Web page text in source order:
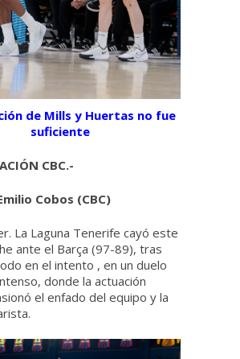
de Mills y Huertas no fue
suficiente
CBC.-
Cobos (CBC)
La Laguna Tenerife cayó este
ante el Barça (97-89), tras
en el intento , en un duelo
donde la actuación
el enfado del equipo y la